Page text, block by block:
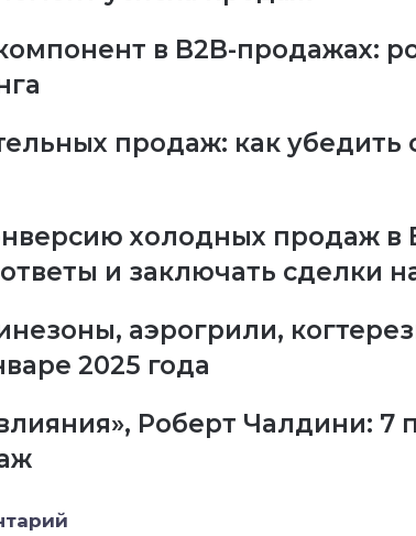
в B2B-продажах:
продаж: как убедить
холодных продаж в
ответы и заключать сделки
аэрогрили,
2025 года
Роберт Чалдини: 7